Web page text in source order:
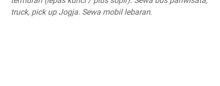
truck, pick up Jogja. Sewa mobil lebaran.